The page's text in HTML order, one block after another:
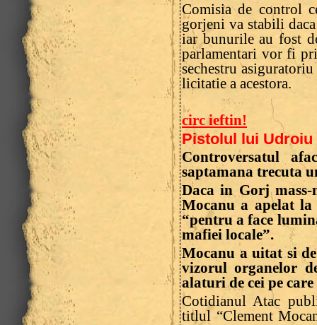
Comisia de control
gorjeni va stabili
iar bunurile au fost
parlamentari vor fi
sechestru
licitatie a acestora.
circ ieftin!
Pistolul lui Udroiu
Controversatul
saptamana trecuta
Daca in Gorj
Mocanu a apelat
“pentru a face
mafiei locale”.
Mocanu a uitat si
vizorul organelor
alaturi de cei pe
Cotidianul Atac
titlul “Clement